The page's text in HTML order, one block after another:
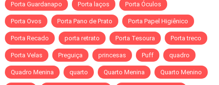
Porta Guardanapo Porta laços Porta Óculos
Porta Ovos Porta Pano de Prato Porta Papel Higiênico
Porta Recado porta retrato Porta Tesoura Porta treco
Porta Velas Preguiça princesas Puff quadro
Quadro Menina quarto Quarto Menina Quarto Menino